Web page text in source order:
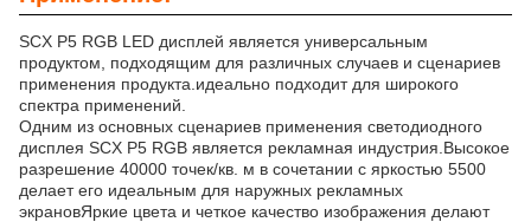
SCX P5 RGB LED дисплей является универсальным
продуктом, подходящим для различных случаев и сценариев
применения продукта.идеально подходит для широкого
спектра применений.
Одним из основных сценариев применения светодиодного
дисплея SCX P5 RGB является рекламная индустрия.Высокое
разрешение 40000 точек/кв. м в сочетании с яркостью 5500
делает его идеальным для наружных рекламных
экрановЯркие цвета и четкое качество изображения делают